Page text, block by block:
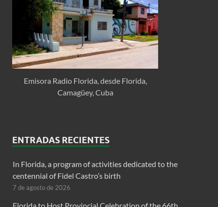
Emisora Radio Florida, desde Florida,
Camagüey, Cuba
ENTRADAS RECIENTES
In Florida, a program of activities dedicated to the
centennial of Fidel Castro’s birth
7 de agosto de 2026